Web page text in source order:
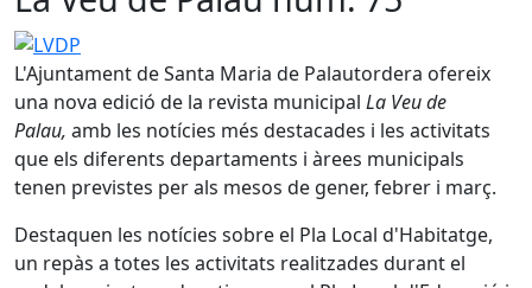
LVDP
L'Ajuntament de Santa Maria de Palautordera ofereix
una nova edició de la revista municipal La Veu de
Palau, amb les notícies més destacades i les activitats
que els diferents departaments i àrees municipals
tenen previstes per als mesos de gener, febrer i març.
Destaquen les notícies sobre el Pla Local d'Habitatge,
un repàs a totes les activitats realitzades durant el